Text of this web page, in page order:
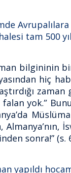
tam 500
hiç
falan yok.”
sonra!” (s.
yapıldı